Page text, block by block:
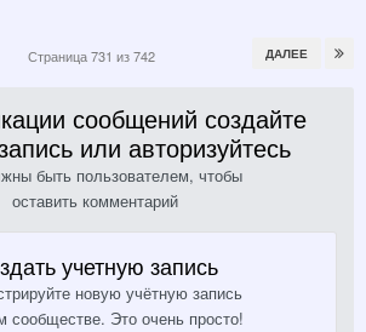
ДАЛЕЕ
Страница 731 из 742
сообщений создайте
или авторизуйтесь
быть пользователем, чтобы
оставить комментарий
учетную запись
новую учётную запись
сообществе. Это очень просто!